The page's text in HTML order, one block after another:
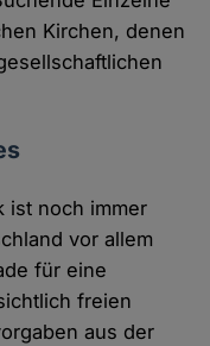
Kirchen, denen
ist noch immer
vor allem
für eine
freien
aus der